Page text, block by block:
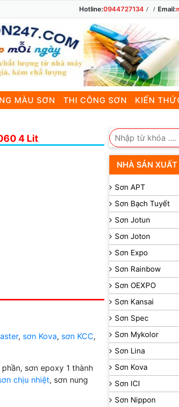
Hotline:0944727134 Email:
MÀU SƠN THI CÔNG SƠN KIẾN
4 Lit
, sơn Kova, sơn KCC,
sơn epoxy 1 thành
chịu nhiệt, sơn nung
NHÀ SẢN XUẤT
Sơn APT
Sơn Bạch Tuyết
Sơn Jotun
Sơn Joton
Sơn Expo
Sơn Rainbow
Sơn OEXPO
Sơn Kansai
Sơn Spec
Sơn Mykolor
Sơn Lina
Sơn Kova
Sơn ICI
Sơn Nippon